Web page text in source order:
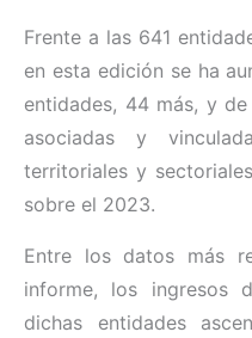
Frente a las 641
en esta edición se ha
entidades, 44 más, y
asociadas y
territoriales y
sobre el 2023.
Entre los datos más
informe, los ingresos
dichas entidades